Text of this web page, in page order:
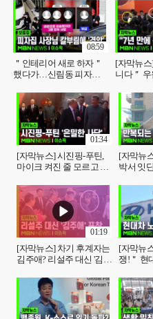
＂인테리어 새로 하자＂
했다가…신림동 피자집
이슈픽 zip
08:59
[자막뉴
니다＂ 우
[자막뉴스] 시진핑-푸틴,
마이크 켜진 줄 모르고 ＂
슈픽
01:34
[자막뉴
박서 잇
[자막뉴스] 차기 후계자는
김주애? 리설주 대신 '김주
01:19
[자막뉴
쟁!＂ 현